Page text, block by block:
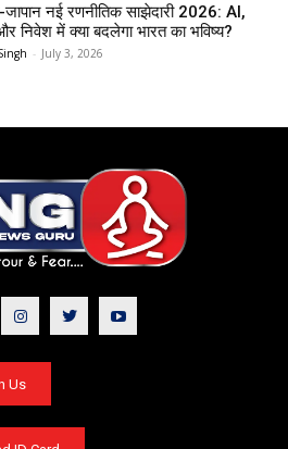
जापान नई रणनीतिक साझेदारी 2026: AI,
निवेश में क्या बदलेगा भारत का भविष्य?
- July 3, 2026
Us